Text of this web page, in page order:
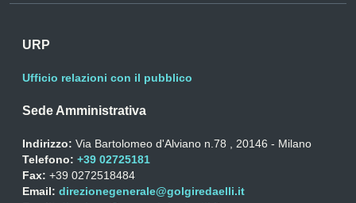
URP
Ufficio relazioni con il pubblico
Sede Amministrativa
Indirizzo: Via Bartolomeo d'Alviano n.78 , 20146 - Milano
Telefono: +39 02725181
Fax: +39 0272518484
Email: direzionegenerale@golgiredaelli.it